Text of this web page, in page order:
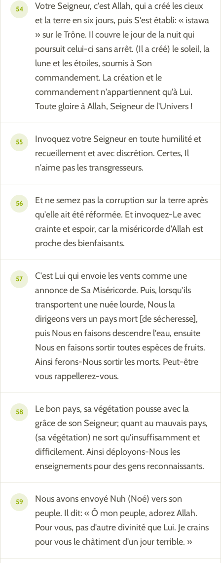
54
Votre Seigneur, c'est Allah, qui a créé les cieux
et la terre en six jours, puis S'est établi: « istawa
» sur le Trône. Il couvre le jour de la nuit qui
poursuit celui-ci sans arrêt. (Il a créé) le soleil, la
lune et les étoiles, soumis à Son
commandement. La création et le
commandement n'appartiennent qu'à Lui.
Toute gloire à Allah, Seigneur de l'Univers !
55
Invoquez votre Seigneur en toute humilité et
recueillement et avec discrétion. Certes, Il
n'aime pas les transgresseurs.
56
Et ne semez pas la corruption sur la terre après
qu'elle ait été réformée. Et invoquez-Le avec
crainte et espoir, car la miséricorde d'Allah est
proche des bienfaisants.
57
C'est Lui qui envoie les vents comme une
annonce de Sa Miséricorde. Puis, lorsqu'ils
transportent une nuée lourde, Nous la
dirigeons vers un pays mort [de sécheresse],
puis Nous en faisons descendre l'eau, ensuite
Nous en faisons sortir toutes espèces de fruits.
Ainsi ferons-Nous sortir les morts. Peut-être
vous rappellerez-vous.
58
Le bon pays, sa végétation pousse avec la
grâce de son Seigneur; quant au mauvais pays,
(sa végétation) ne sort qu'insuffisamment et
difficilement. Ainsi déployons-Nous les
enseignements pour des gens reconnaissants.
59
Nous avons envoyé Nuh (Noé) vers son
peuple. Il dit: « Ô mon peuple, adorez Allah.
Pour vous, pas d'autre divinité que Lui. Je crains
pour vous le châtiment d'un jour terrible. »